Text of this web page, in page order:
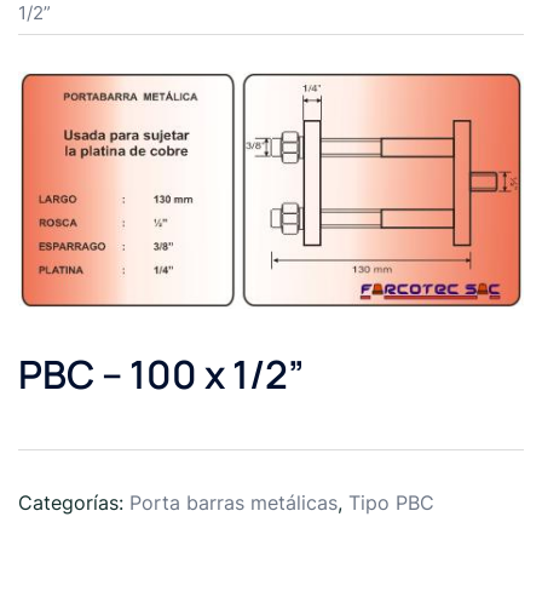
1/2”
PBC – 100 x 1/2”
Categorías: Porta barras metálicas, Tipo PBC